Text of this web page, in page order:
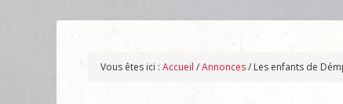
Vous êtes ici : Accueil /Annonces/ Les enfants de